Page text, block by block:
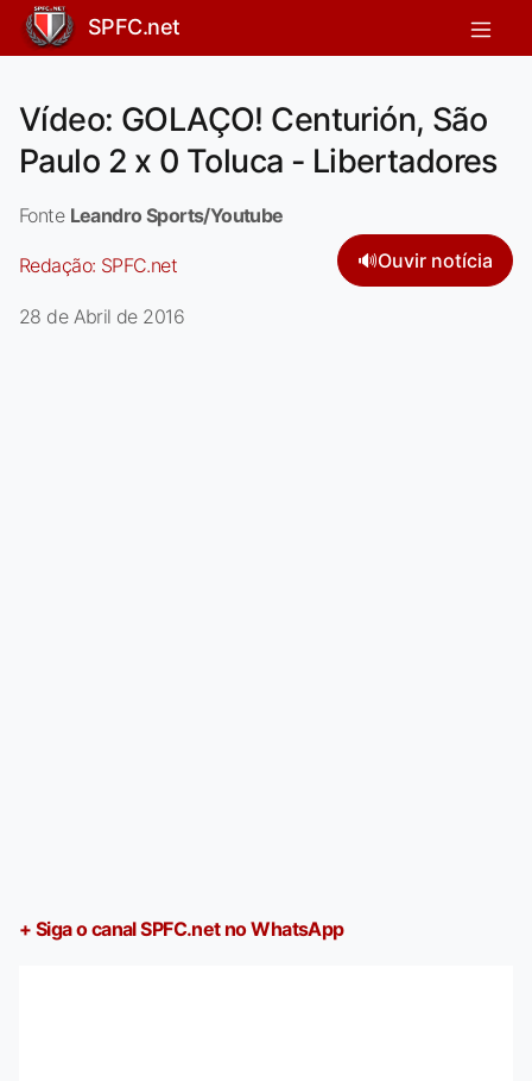
SPFC.net
Vídeo: GOLAÇO! Centurión, São
Paulo 2 x 0 Toluca - Libertadores
Fonte Leandro Sports/Youtube
Redação: SPFC.net 🔊Ouvir notícia
28 de Abril de 2016
+ Siga o canal SPFC.net no WhatsApp